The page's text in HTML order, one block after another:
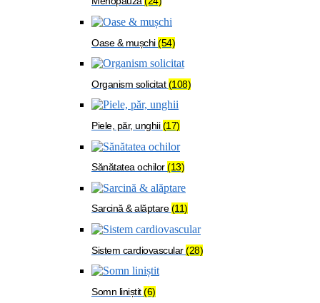
Oase & mușchi(54)
Organism solicitat(108)
Piele, păr, unghii(17)
Sănătatea ochilor(13)
Sarcină & alăptare(11)
Sistem cardiovascular(28)
Somn liniștit(6)